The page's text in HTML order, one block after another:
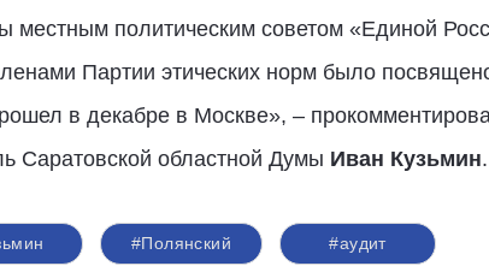
местным политическим советом «Единой
Партии этических норм было
в декабре в Москве», –
Саратовской областной Думы Иван Кузьмин.
#Полянский #аудит